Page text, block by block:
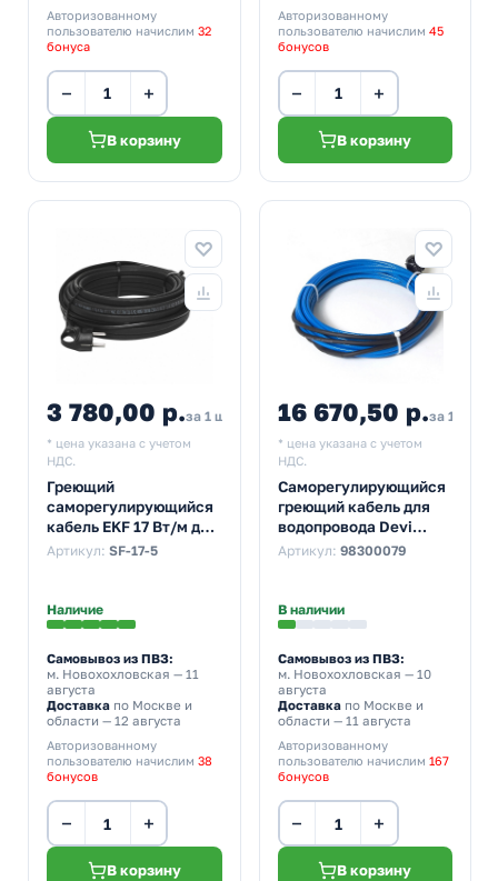
Авторизованному
пользователю начислим 32
бонуса
− +
В корзину
Авторизованному
пользователю начислим 45
бонусов
− +
В корзину
3 780,00 р.за 1 шт 4 500,00
* цена указана с учетом
НДС.
Греющий
саморегулирующийся
кабель EKF 17 Вт/м для
обогрева
Артикул: SF-17-5
Наличие
Самовывоз из ПВЗ:
м. Новохохловская — 11
августа
Доставка по Москве и
области — 12 августа
Авторизованному
пользователю начислим 38
бонусов
− +
В корзину
16 670,50 р.за 1 шт
* цена указана с учетом
НДС.
Саморегулирующийся
греющий кабель для
водопровода Devi
DPH-10 190Вт 19м
Артикул: 98300079
В наличии
Самовывоз из ПВЗ:
м. Новохохловская — 10
августа
Доставкапо Москве и
области — 11 августа
Авторизованному
пользователю начислим 167
бонусов
− +
В корзину